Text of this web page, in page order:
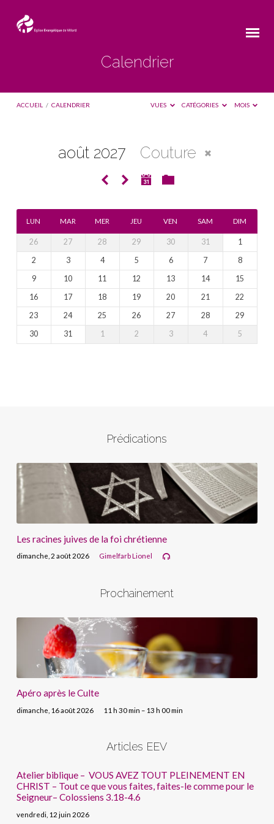
Calendrier
ACCUEIL / CALENDRIER VUES CATÉGORIES MOIS
août 2027 Couture
LUN MAR MER JEU VEN SAM DIM
26 27 28 29 30 31
1
2
3 4 5 6 7
8
9
10 11 12 13 14
15
16
17 18 19 20 21
22
23
24 25 26 27 28
29
30
31 1 2 3 4 5
Prédications
Les racines juives de la foi chrétienne
dimanche, 2 août 2026 Gimelfarb Lionel
Prochainement
Apéro après le Culte
dimanche, 16 août 2026 11 h 30 min – 13 h 00 min
Articles EEV
Atelier biblique – VOUS AVEZ TOUT PLEINEMENT EN
CHRIST – Tout ce que vous faites, faites-le comme pour le
Seigneur– Colossiens 3.18-4.6
vendredi, 12 juin 2026